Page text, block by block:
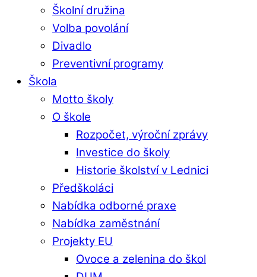
Školní družina
Volba povolání
Divadlo
Preventivní programy
Škola
Motto školy
O škole
Rozpočet, výroční zprávy
Investice do školy
Historie školství v Lednici
Předškoláci
Nabídka odborné praxe
Nabídka zaměstnání
Projekty EU
Ovoce a zelenina do škol